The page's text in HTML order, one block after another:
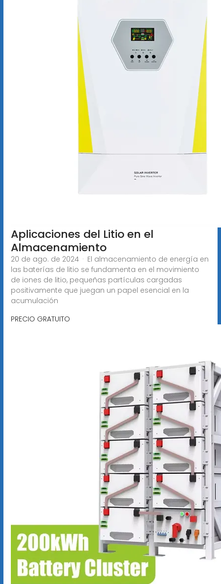
Aplicaciones del Litio en el
Almacenamiento
20 de ago. de 2024 · El almacenamiento de energía en
las baterías de litio se fundamenta en el movimiento
de iones de litio, pequeñas partículas cargadas
positivamente que juegan un papel esencial en la
acumulación
PRECIO GRATUITO